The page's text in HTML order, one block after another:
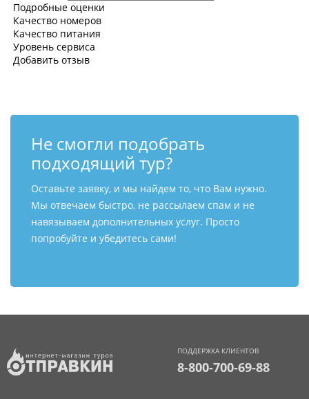
Подробные оценки
Качество номеров
Качество питания
Уровень сервиса
Добавить отзыв
Не смогли подобрать
подходящий тур?
Оставьте заявку, и мы найдем то, что Вам нужно.
Мы отвечаем быстро, не рассылаем спам и не
навязываем дополнительных услуг. Просто
попробуйте и убедитесь сами!
ПОДДЕРЖКА КЛИЕНТОВ
8-800-700-69-88